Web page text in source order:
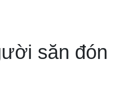
săn đón